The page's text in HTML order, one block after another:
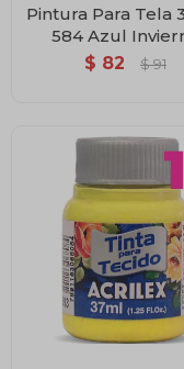
Pintura Para Tela
584 Azul
Acrilex
$ 82 $ 91